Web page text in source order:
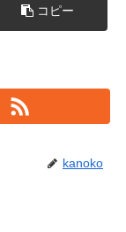
コピー
kanoko